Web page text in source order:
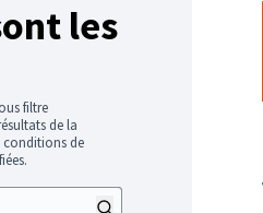
les
filtre
de la
conditions de